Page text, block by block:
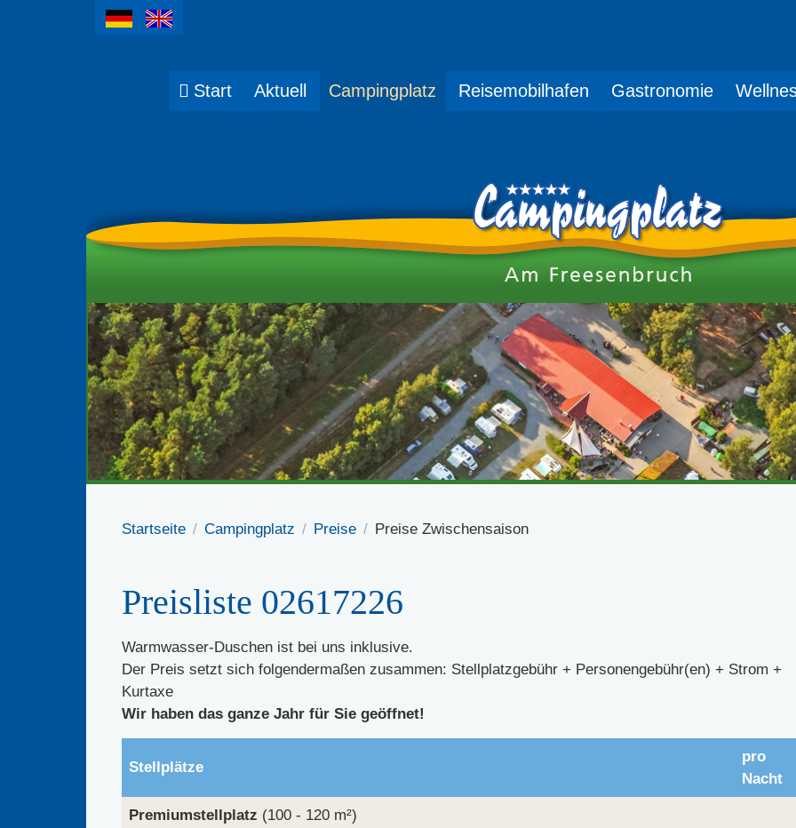
Start Aktuell Campingplatz Reisemobilhafen Gastronomie
Startseite Campingplatz Preise Preise Zwischensaison
Preisliste 02617226
Warmwasser-Duschen ist bei uns inklusive.
Der Preis setzt sich folgendermaßen zusammen: Stellplatzgebühr + Personengebühr(en) + Strom +
Kurtaxe
Wir haben das ganze Jahr für Sie geöffnet!
Stellplätze
pro
Nacht
Premiumstellplatz (100 - 120 m²)